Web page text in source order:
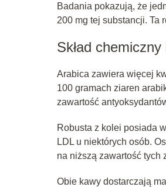
Badania pokazują, że
200 mg tej substancji. Ta
Skład
Arabica zawiera więcej
100 gramach ziaren
zawartość
Robusta z kolei posiada
LDL u niektórych osób.
na niższą zawartość tych
Obie kawy dostarczają